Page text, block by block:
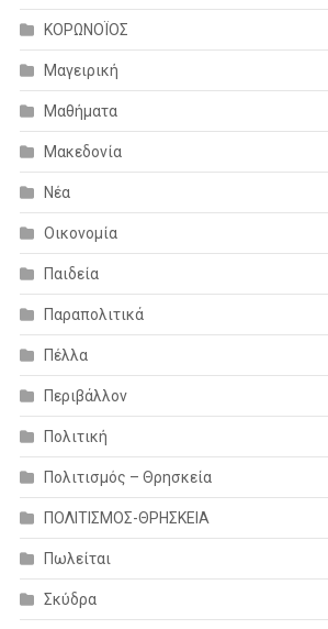
ΚΟΡΩΝΟΪΟΣ
Μαγειρική
Μαθήματα
Μακεδονία
Νέα
Οικονομία
Παιδεία
Παραπολιτικά
Πέλλα
Περιβάλλον
Πολιτική
Πολιτισμός – Θρησκεία
ΠΟΛΙΤΙΣΜΟΣ-ΘΡΗΣΚΕΙΑ
Πωλείται
Σκύδρα